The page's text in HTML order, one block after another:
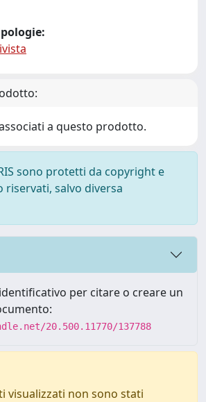
a questo prodotto.
sono protetti da copyright e
salvo diversa
per citare o creare un
20.500.11770/137788
visualizzati non sono stati